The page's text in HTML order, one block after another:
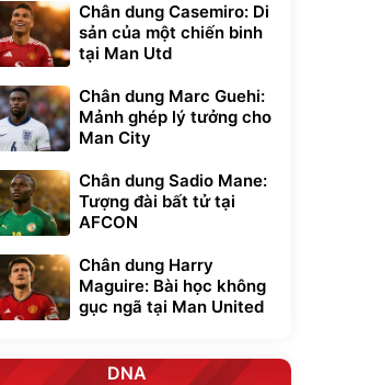
Chân dung Casemiro: Di
sản của một chiến binh
tại Man Utd
Chân dung Marc Guehi:
Mảnh ghép lý tưởng cho
Man City
Chân dung Sadio Mane:
Tượng đài bất tử tại
AFCON
Chân dung Harry
Maguire: Bài học không
gục ngã tại Man United
DNA